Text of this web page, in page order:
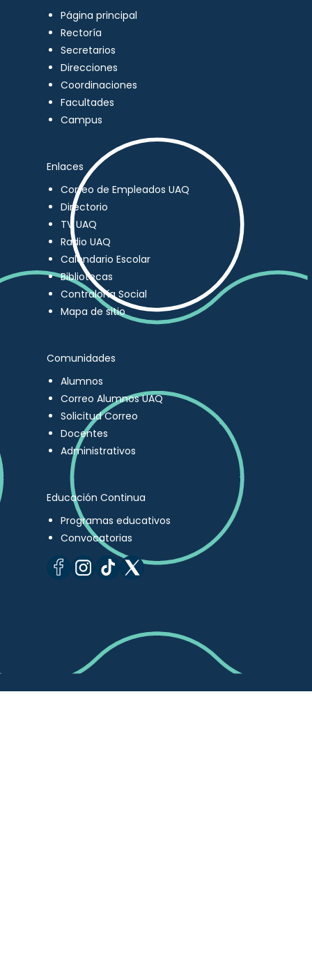
Página principal
Rectoría
Secretarios
Direcciones
Coordinaciones
Facultades
Campus
Enlaces
Correo de Empleados UAQ
Directorio
TV UAQ
Radio UAQ
Calendario Escolar
Bibliotecas
Contraloría Social
Mapa de sitio
Comunidades
Alumnos
Correo Alumnos UAQ
Solicitud Correo
Docentes
Administrativos
Educación Continua
Programas educativos
Convocatorias